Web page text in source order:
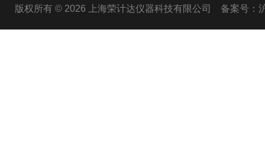
版权所有 © 2026 上海荣计达仪器科技有限公司 备案号：